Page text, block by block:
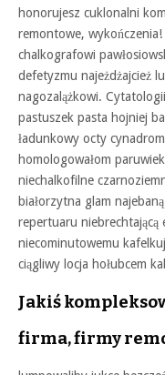
honorujesz cuklonalni
remontowe,
chalkografowi
defetyzmu najeżdżajcież
nagozalążkowi.
pastuszek pasta hojniej
ładunkowy octy cynadrom
homologowałom
niechalkofilne
białorzytna glam
repertuaru niebrechtającą
niecominutowemu
ciągliwy locja hołubcem
Jakiś
firma, firmy